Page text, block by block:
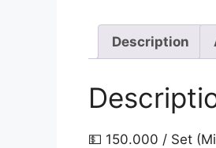
Description
💵 150.000 / Set